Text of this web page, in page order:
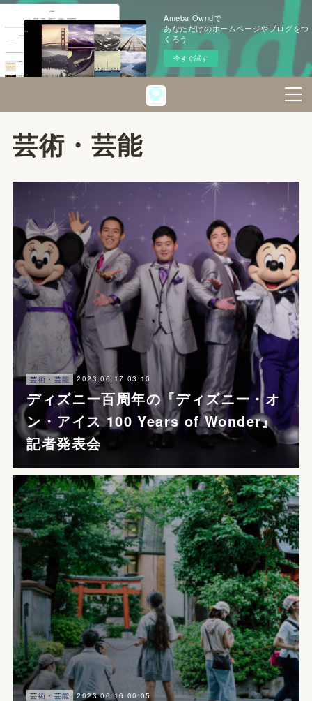
Ameba Owndで
あなただけのホームページやブログをつ
くろう
今すぐ試す
芸術・芸能
芸術・芸能 2023.06.17 03:10
ディズニー百周年の『ディズニー・オ
ン・アイス 100 Years of Wonder』
記者発表会
芸術・芸能 2023.06.16 00:05